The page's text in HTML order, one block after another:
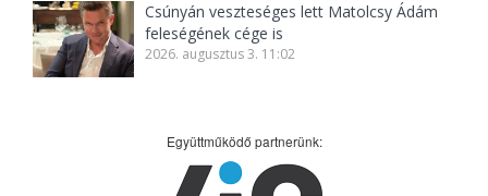
Csúnyán veszteséges lett Matolcsy Ádám
feleségének cége is
2026. augusztus 3. 11:02
Együttműködő partnerünk: